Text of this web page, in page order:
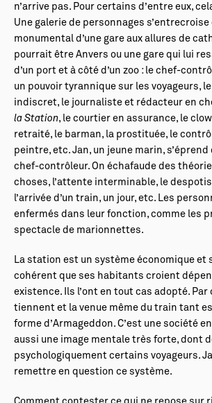
n’arrive pas. Pour certains d’entre eux,
Une galerie de personnages
monumental d’une gare aux allures de
pourrait être Anvers ou une gare qui lui
d’un port et à côté d’un zoo : le chef-
un pouvoir tyrannique sur les voyageurs,
indiscret, le journaliste et rédacteur en
la Station, le courtier en assurance, le
retraité, le barman, la prostituée, le
peintre, etc. Jan, un jeune marin, s’éprend
chef-contrôleur. On échafaude des
choses, l’attente interminable, le
l’arrivée d’un train, un jour, etc. Les
enfermés dans leur fonction, comme les
spectacle de marionnettes.
La station est un système économique et
cohérent que ses habitants croient
existence. Ils l’ont en tout cas adopté. Par
tiennent et la venue même du train tant
forme d’Armageddon. C’est une société
aussi une image mentale très forte, dont
psychologiquement certains voyageurs.
remettre en question ce système.